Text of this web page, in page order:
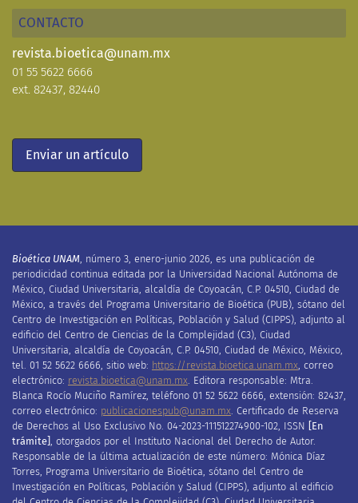
CONTACTO
revista.bioetica@unam.mx
01 55 5622 6666
ext. 82437, 82440
Enviar un artículo
Bioética UNAM, número 3, enero-junio 2026, es una publicación de
periodicidad continua editada por la Universidad Nacional Autónoma de
México, Ciudad Universitaria, alcaldía de Coyoacán, C.P. 04510, Ciudad de
México, a través del Programa Universitario de Bioética (PUB), sótano del
Centro de Investigación en Políticas, Población y Salud (CIPPS), adjunto al
edificio del Centro de Ciencias de la Complejidad (C3), Ciudad
Universitaria, alcaldía de Coyoacán, C.P. 04510, Ciudad de México, México,
tel. 01 52 5622 6666, sitio web: https://revista.bioetica.unam.mx, correo
electrónico: revista.bioetica@unam.mx. Editora responsable: Mtra.
Blanca Rocío Muciño Ramírez, teléfono 01 52 5622 6666, extensión: 82437,
correo electrónico: publicacionespub@unam.mx. Certificado de Reserva
de Derechos al Uso Exclusivo No. 04-2023-111512274900-102, ISSN [En
trámite] , otorgados por el Instituto Nacional del Derecho de Autor.
Responsable de la última actualización de este número: Mónica Díaz
Torres, Programa Universitario de Bioética, sótano del Centro de
Investigación en Políticas, Población y Salud (CIPPS), adjunto al edificio